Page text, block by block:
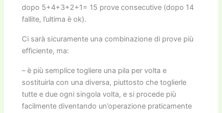
dopo 5+4+3+2+1= 15 prove consecutive (dopo 14
fallite, l’ultima è ok).
Ci sarà sicuramente una combinazione di prove più
efficiente, ma:
– è più semplice togliere una pila per volta e
sostituirla con una diversa, piuttosto che toglierle
tutte e due ogni singola volta, e si procede più
facilmente diventando un’operazione praticamente